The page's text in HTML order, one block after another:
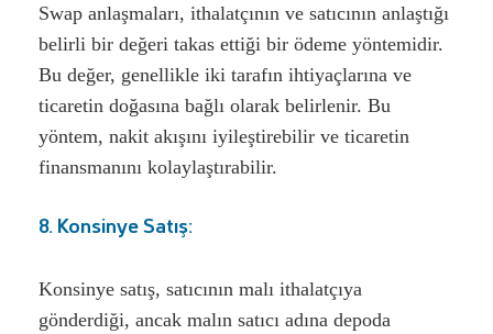
Swap anlaşmaları, ithalatçının ve satıcının anlaştığı
belirli bir değeri takas ettiği bir ödeme yöntemidir.
Bu değer, genellikle iki tarafın ihtiyaçlarına ve
ticaretin doğasına bağlı olarak belirlenir. Bu
yöntem, nakit akışını iyileştirebilir ve ticaretin
finansmanını kolaylaştırabilir.
8. Konsinye Satış:
Konsinye satış, satıcının malı ithalatçıya
gönderdiği, ancak malın satıcı adına depoda